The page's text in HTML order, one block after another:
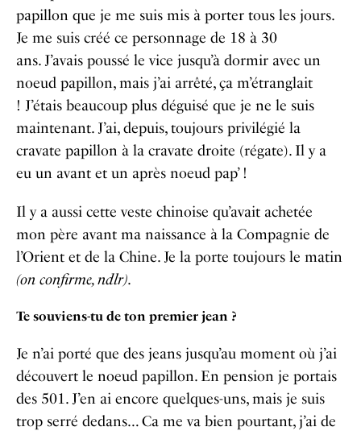
papillon que je me suis mis à porter tous les jours.
Je me suis créé ce personnage de 18 à 30
ans. J’avais poussé le vice jusqu’à dormir avec un
noeud papillon, mais j’ai arrêté, ça m’étranglait
! J’étais beaucoup plus déguisé que je ne le suis
maintenant. J’ai, depuis, toujours privilégié la
cravate papillon à la cravate droite (régate). Il y a
eu un avant et un après noeud pap’ !
Il y a aussi cette veste chinoise qu’avait achetée
mon père avant ma naissance à la Compagnie de
l’Orient et de la Chine. Je la porte toujours le matin
(on confirme, ndlr).
Te souviens-tu de ton premier jean ?
Je n’ai porté que des jeans jusqu’au moment où j’ai
découvert le noeud papillon. En pension je portais
des 501. J’en ai encore quelques-uns, mais je suis
trop serré dedans… Ca me va bien pourtant, j’ai de